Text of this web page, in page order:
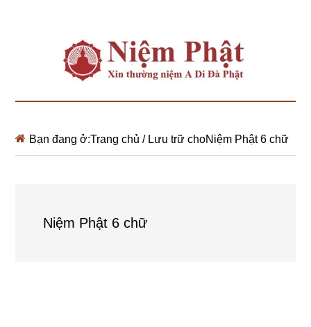
Bạn đang ở:Trang chủ /Lưu trữ choNiệm Phật 6 chữ
Niệm Phật 6 chữ